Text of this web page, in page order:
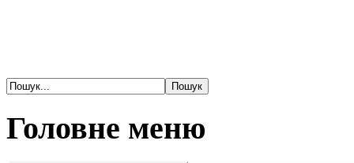
Головне меню